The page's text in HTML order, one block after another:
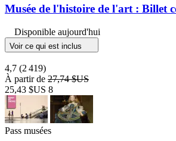
Musée de l'histoire de l'art : Billet
Disponible aujourd'hui
Voir ce qui est inclus
4,7 (2 419)
À partir de 27,74 $US
25,43 $US 8
Pass musées